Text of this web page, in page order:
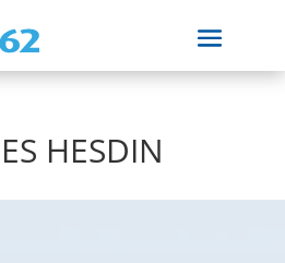
HESDIN